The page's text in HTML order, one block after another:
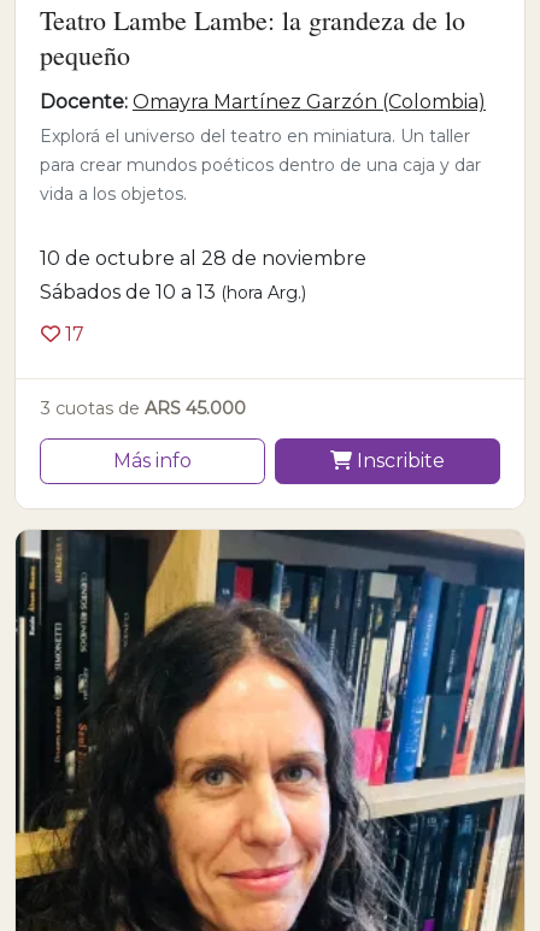
Teatro Lambe Lambe: la grandeza de lo
pequeño
Docente: Omayra Martínez Garzón (Colombia)
Explorá el universo del teatro en miniatura. Un taller
para crear mundos poéticos dentro de una caja y dar
vida a los objetos.
10 de octubre al 28 de noviembre
Sábados de 10 a 13 (hora Arg.)
17
3 cuotas de ARS 45.000
Más info Inscribite